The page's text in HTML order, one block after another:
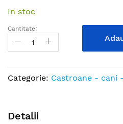
beginning
of
images
In stoc
Cantitate:
Categorie: Castroane - cani
Detalii